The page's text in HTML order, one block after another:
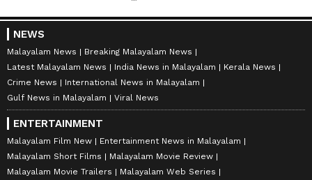
NEWS
Malayalam News
Breaking Malayalam News
Latest Malayalam News
India News in Malayalam
Kerala News
Crime News
International News in Malayalam
Gulf News in Malayalam
Viral News
ENTERTAINMENT
Malayalam Film New
Entertainment News in Malayalam
Malayalam Short Films
Malayalam Movie Review
Malayalam Movie Trailers
Malayalam Web Series